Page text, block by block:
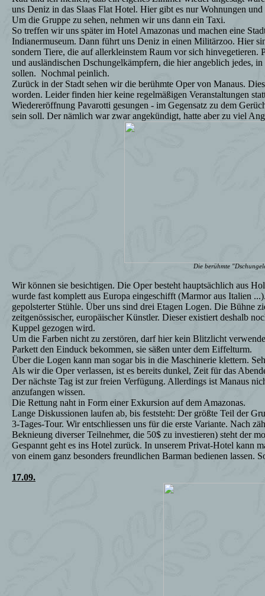
uns Deniz in das Slaas Flat Hotel. Hier gibt es nur Wohnungen
Um die Gruppe zu sehen, nehmen wir uns dann ein Taxi.
So treffen wir uns später im Hotel Amazonas und machen eine
Indianermuseum. Dann führt uns Deniz in einen Militärzoo. Hier
sondern Tiere, die auf allerkleinstem Raum vor sich
und ausländischen Dschungelkämpfern, die hier angeblich jedes,
sollen. Nochmal peinlich.
Zurück in der Stadt sehen wir die berühmte Oper von Manaus.
worden. Leider finden hier keine regelmäßigen Veranstaltungen
Wiedereröffnung Pavarotti gesungen - im Gegensatz zu dem
sein soll. Der nämlich war zwar angekündigt, hatte aber zu viel
Die berühmte
Wir können sie besichtigen. Die Oper besteht hauptsächlich aus
wurde fast komplett aus Europa eingeschifft (Marmor aus Italien
gepolsterter Stühle. Über uns sind drei Etagen Logen. Die Bühne
zeitgenössischer, europäischer Künstler. Dieser existiert deshalb
Kuppel gezogen wird.
Um die Farben nicht zu zerstören, darf hier kein Blitzlicht
Parkett den Einduck bekommen, sie säßen unter dem Eiffelturm.
Über die Logen kann man sogar bis in die Maschinerie klettern.
Als wir die Oper verlassen, ist es bereits dunkel, Zeit für das
Der nächste Tag ist zur freien Verfügung. Allerdings ist Manaus
anzufangen wissen.
Die Rettung naht in Form einer Exkursion auf dem Amazonas.
Lange Diskussionen laufen ab, bis feststeht: Der größte Teil der
3-Tages-Tour. Wir entschliessen uns für die erste Variante. Nach
Beknieung diverser Teilnehmer, die 50$ zu investieren) steht der
Gespannt geht es ins Hotel zurück. In unserem Privat-Hotel kann
von einem ganz besonders freundlichen Barman bedienen lassen.
17.09.